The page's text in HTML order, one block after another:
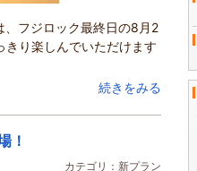
、フジロック最終日の8月2
きり楽しんでいただけます
続きをみる
！
カテゴリ：新プラン